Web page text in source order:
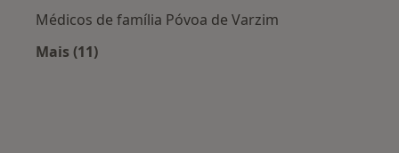
Médicos de família Póvoa de Varzim
Mais (11)